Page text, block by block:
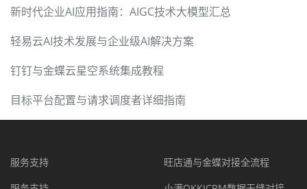
新时代企业AI应用指南：AIGC技术大模型汇总
轻易云AI技术发展与企业级AI解决方案
钉钉与金蝶云星空系统集成教程
目标平台配置与请求调度者详细指南
服务支持
旺店通与金蝶对接全流程